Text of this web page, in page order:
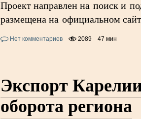
Проект направлен на поиск и
размещена на официальном
Нет комментариев 2089 47 мин
Экспорт
оборота региона